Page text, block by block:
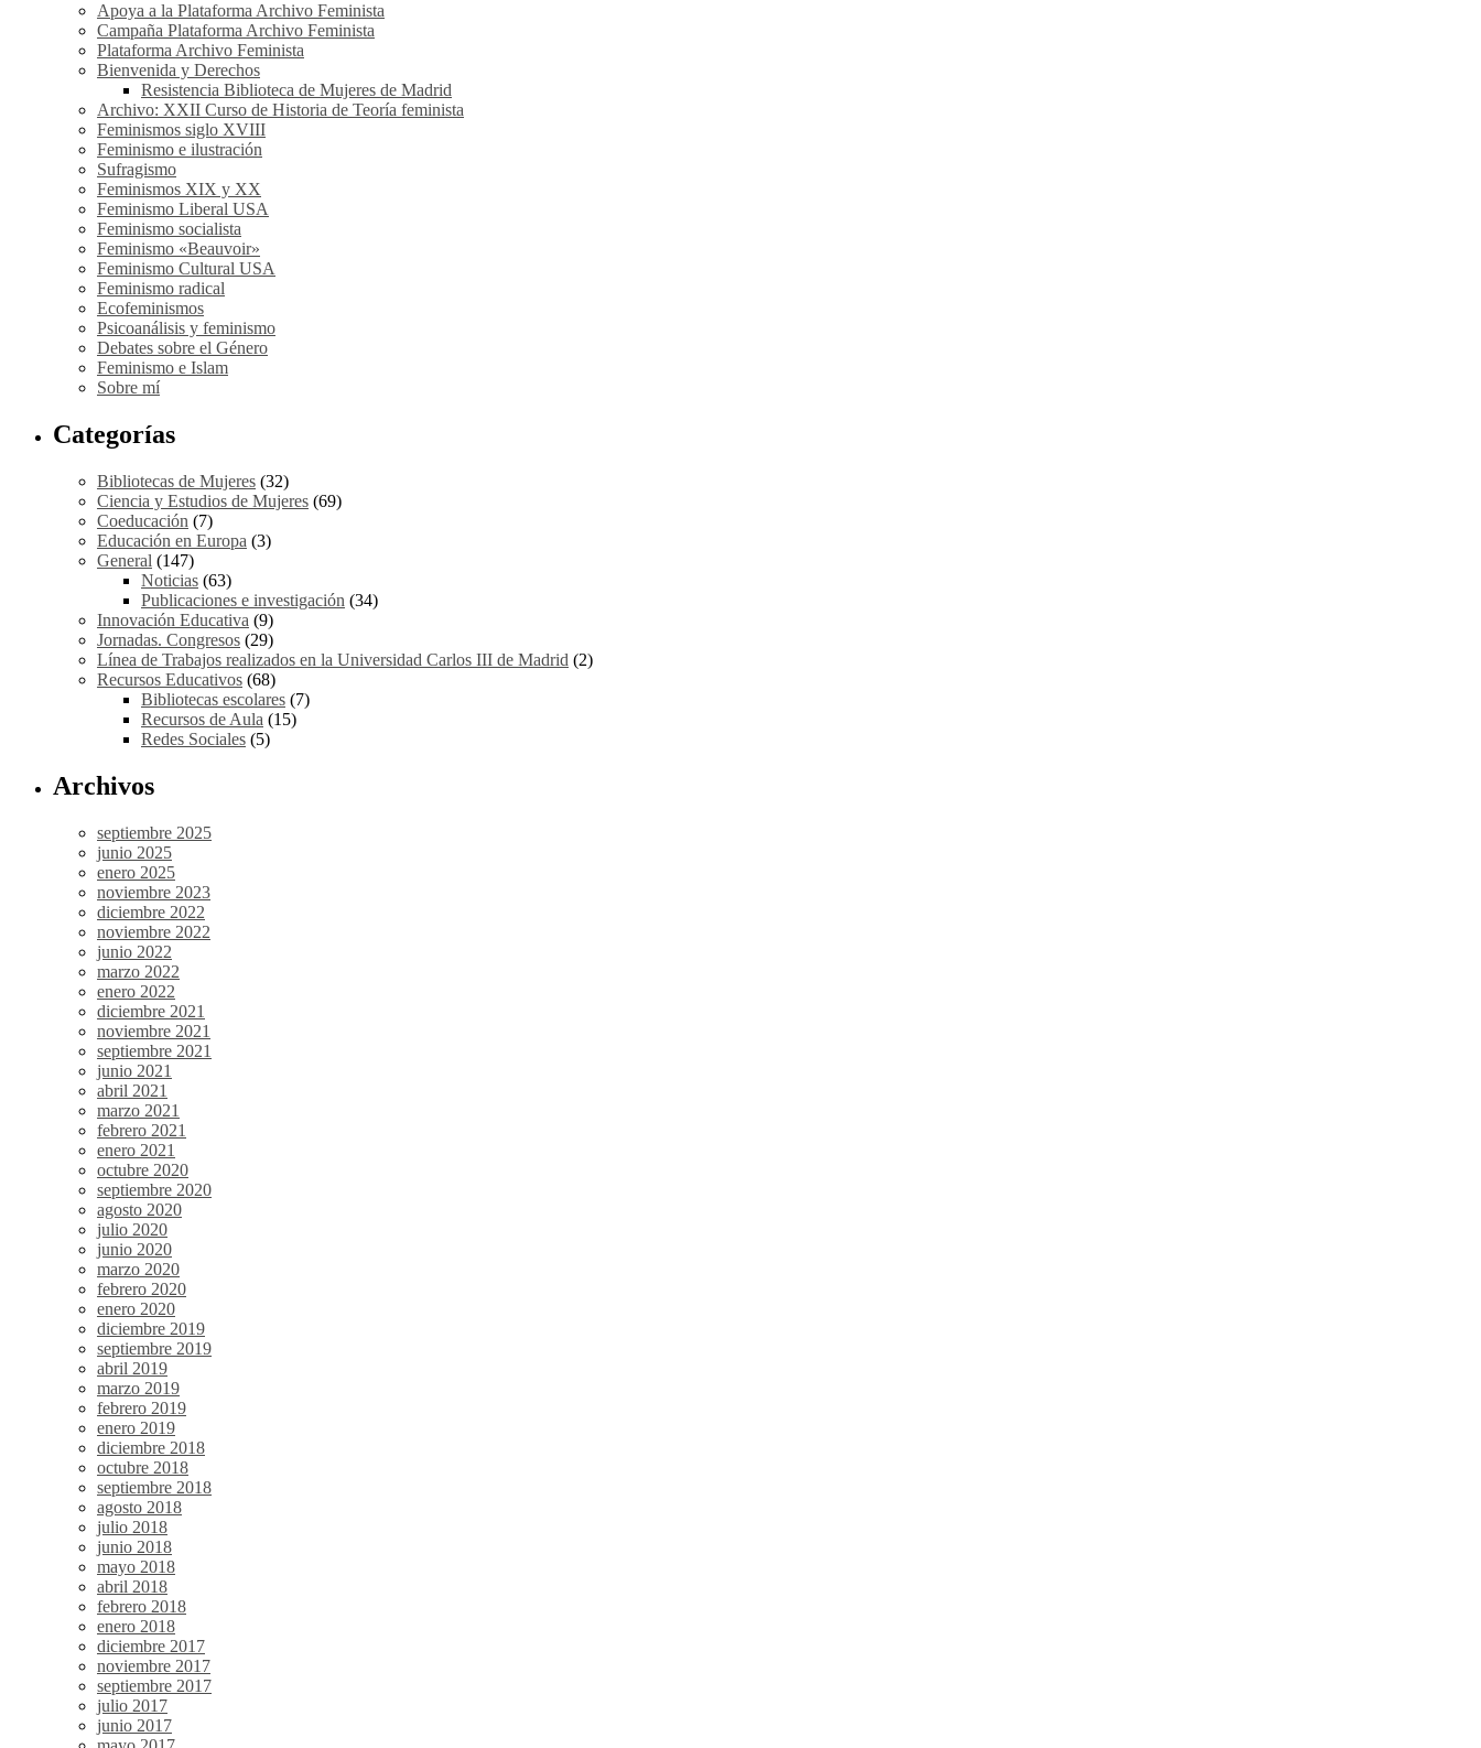
Apoya a la Plataforma Archivo Feminista
Campaña Plataforma Archivo Feminista
Plataforma Archivo Feminista
Bienvenida y Derechos
Resistencia Biblioteca de Mujeres de Madrid
Archivo: XXII Curso de Historia de Teoría feminista
Feminismos siglo XVIII
Feminismo e ilustración
Sufragismo
Feminismos XIX y XX
Feminismo Liberal USA
Feminismo socialista
Feminismo «Beauvoir»
Feminismo Cultural USA
Feminismo radical
Ecofeminismos
Psicoanálisis y feminismo
Debates sobre el Género
Feminismo e Islam
Sobre mí
Categorías
Bibliotecas de Mujeres (32)
Ciencia y Estudios de Mujeres (69)
Coeducación (7)
Educación en Europa (3)
General (147)
Noticias (63)
Publicaciones e investigación (34)
Innovación Educativa (9)
Jornadas. Congresos (29)
Línea de Trabajos realizados en la Universidad Carlos III de Madrid (2)
Recursos Educativos (68)
Bibliotecas escolares (7)
Recursos de Aula (15)
Redes Sociales (5)
Archivos
septiembre 2025
junio 2025
enero 2025
noviembre 2023
diciembre 2022
noviembre 2022
junio 2022
marzo 2022
enero 2022
diciembre 2021
noviembre 2021
septiembre 2021
junio 2021
abril 2021
marzo 2021
febrero 2021
enero 2021
octubre 2020
septiembre 2020
agosto 2020
julio 2020
junio 2020
marzo 2020
febrero 2020
enero 2020
diciembre 2019
septiembre 2019
abril 2019
marzo 2019
febrero 2019
enero 2019
diciembre 2018
octubre 2018
septiembre 2018
agosto 2018
julio 2018
junio 2018
mayo 2018
abril 2018
febrero 2018
enero 2018
diciembre 2017
noviembre 2017
septiembre 2017
julio 2017
junio 2017